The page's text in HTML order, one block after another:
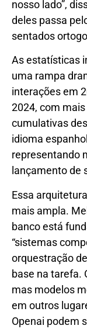
nosso lado”,
deles passa
sentados
As estatísticas
uma rampa
interações em
2024, com
cumulativas
idioma
representando
lançamento de
Essa
mais ampla.
banco está
“sistemas
orquestração
base na tarefa.
mas modelos
​​em outros
Openai podem